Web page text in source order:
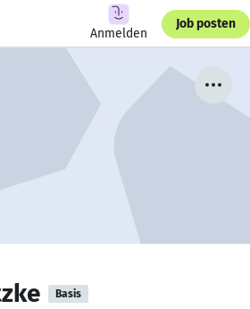
Anmelden
Job posten
Basis